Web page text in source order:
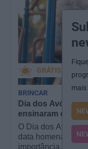
Dia dos Avós: 10
ensinaram e
O Dia dos Avós
data homenageia
importância…
GRÁTIS
BRINCAR